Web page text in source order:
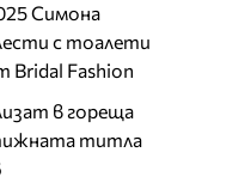
Симона
с тоалети
Bridal Fashion
в гореща
титла